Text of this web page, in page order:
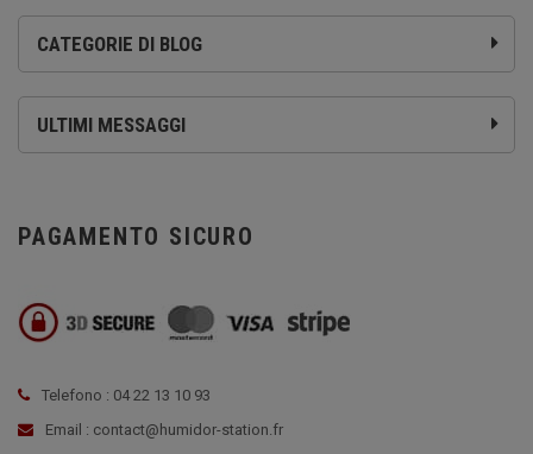
CATEGORIE DI BLOG
ULTIMI MESSAGGI
PAGAMENTO SICURO
Telefono : 04 22 13 10 93
Email : contact@humidor-station.fr